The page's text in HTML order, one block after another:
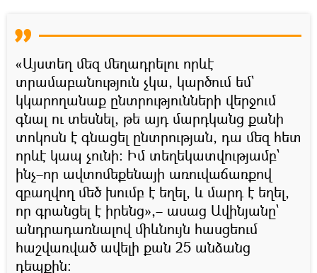
«Այստեղ մեզ մեղադրելու որևէ
տրամաբանություն չկա, կարծում եմ`
կկարողանաք ընտրությունների վերջում
գնալ ու տեսնել, թե այդ մարդկանց քանի
տոկոսն է գնացել ընտրության, դա մեզ հետ
որևէ կապ չունի։ Իմ տեղեկատվությամբ`
ինչ–որ ավտոմեքենայի առուվաճառքով
զբաղվող մեծ խումբ է եղել, և մարդ է եղել,
որ գրանցել է իրենց»,– ասաց Ավինյանը`
անդրադառնալով միևնույն հասցեում
հաշվառված ավելի քան 25 անձանց
դեպքին։